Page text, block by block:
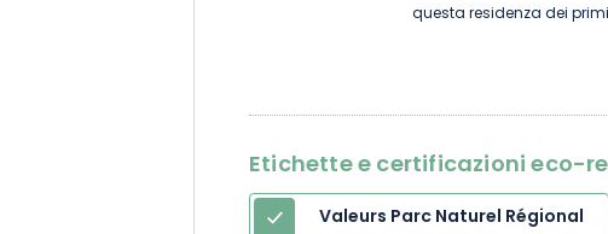
questa residenza dei
passeggiata, fate il pieno
benefici delle saune o
tensioni nelle mani del
Etichette e certificazioni eco-
Valeurs Parc Naturel Régional